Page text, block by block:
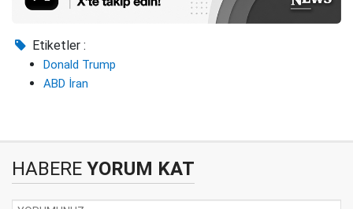
Etiketler :
Donald Trump
ABD İran
HABERE YORUM KAT